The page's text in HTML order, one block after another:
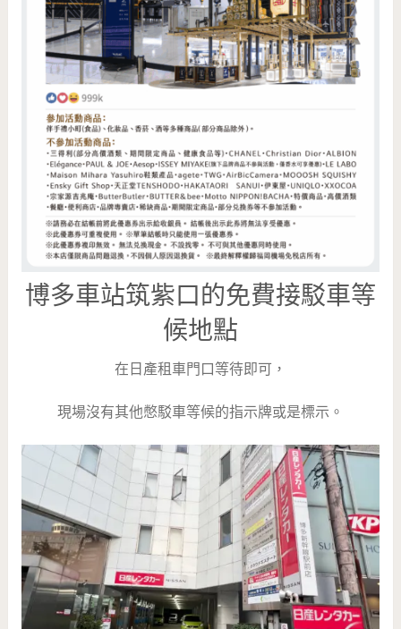
博多車站筑紫口的免費接駁車等
候地點
在日產租車門口等待即可，
現場沒有其他憋駁車等候的指示牌或是標示。